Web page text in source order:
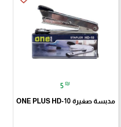
5 ₪
مدبسة صغيرة ONE PLUS HD-10